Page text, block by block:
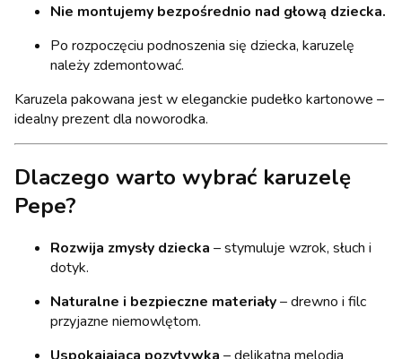
Nie montujemy bezpośrednio nad głową dziecka.
Po rozpoczęciu podnoszenia się dziecka, karuzelę
należy zdemontować.
Karuzela pakowana jest w eleganckie pudełko kartonowe –
idealny prezent dla noworodka.
Dlaczego warto wybrać karuzelę
Pepe?
Rozwija zmysły dziecka – stymuluje wzrok, słuch i
dotyk.
Naturalne i bezpieczne materiały– drewno i filc
przyjazne niemowlętom.
Uspokajająca pozytywka – delikatna melodia